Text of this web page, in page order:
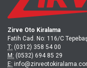
Zirve Oto Kiralama
Fatih Cad. No: 116/C
T: (0312) 358 54 00
M: (0532) 694 85 29
E: